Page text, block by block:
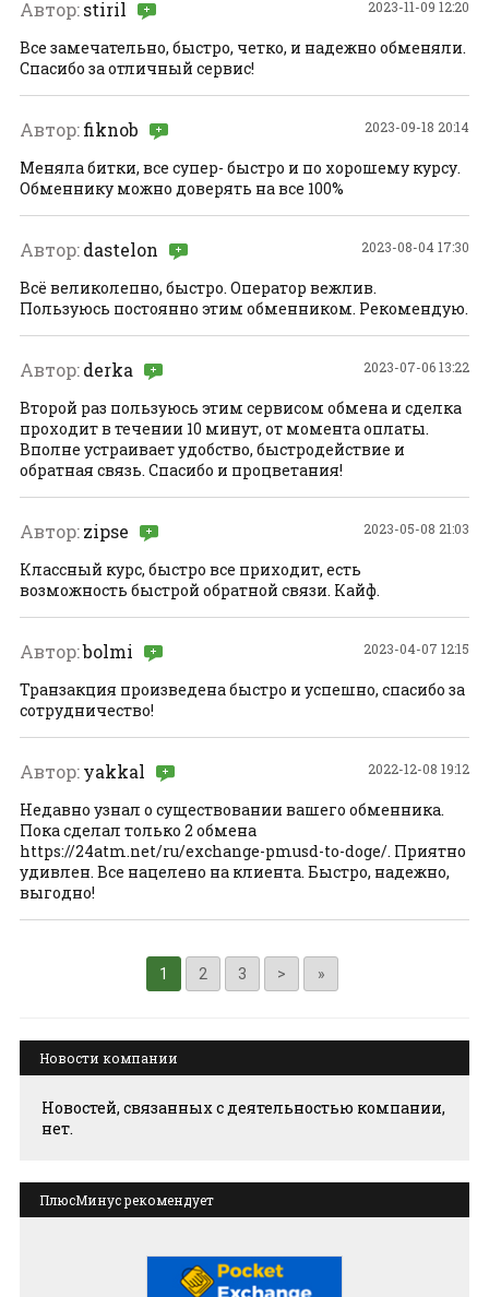
2023-11-09 12:20
Автор:stiril
Все замечательно, быстро, четко, и надежно обменяли.
Спасибо за отличный сервис!
2023-09-18 20:14
Автор:fiknob
Меняла битки, все супер- быстро и по хорошему курсу.
Обменнику можно доверять на все 100%
2023-08-04 17:30
Автор:dastelon
Всё великолепно, быстро. Оператор вежлив.
Пользуюсь постоянно этим обменником. Рекомендую.
2023-07-06 13:22
Автор:derka
Второй раз пользуюсь этим сервисом обмена и сделка
проходит в течении 10 минут, от момента оплаты.
Вполне устраивает удобство, быстродействие и
обратная связь. Спасибо и процветания!
2023-05-08 21:03
Автор:zipse
Классный курс, быстро все приходит, есть
возможность быстрой обратной связи. Кайф.
2023-04-07 12:15
Автор:bolmi
Транзакция произведена быстро и успешно, спасибо за
сотрудничество!
2022-12-08 19:12
Автор:yakkal
Недавно узнал о существовании вашего обменника.
Пока сделал только 2 обмена
https://24atm.net/ru/exchange-pmusd-to-doge/. Приятно
удивлен. Все нацелено на клиента. Быстро, надежно,
выгодно!
1 2 3 > »
Новости компании
Новостей, связанных с деятельностью компании,
нет.
ПлюсМинус рекомендует